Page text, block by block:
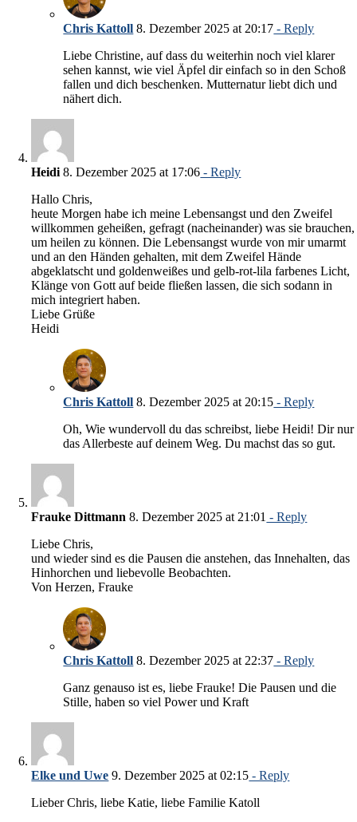
Chris Kattoll 8. Dezember 2025 at 20:17 - Reply
Liebe Christine, auf dass du weiterhin noch viel klarer
sehen kannst, wie viel Äpfel dir einfach so in den Schoß
fallen und dich beschenken. Mutternatur liebt dich und
nähert dich.
Heidi 8. Dezember 2025 at 17:06 - Reply
Hallo Chris,
heute Morgen habe ich meine Lebensangst und den Zweifel
willkommen geheißen, gefragt (nacheinander) was sie brauchen,
um heilen zu können. Die Lebensangst wurde von mir umarmt
und an den Händen gehalten, mit dem Zweifel Hände
abgeklatscht und goldenweißes und gelb-rot-lila farbenes Licht,
Klänge von Gott auf beide fließen lassen, die sich sodann in
mich integriert haben.
Liebe Grüße
Heidi
Chris Kattoll 8. Dezember 2025 at 20:15 - Reply
Oh, Wie wundervoll du das schreibst, liebe Heidi! Dir nur
das Allerbeste auf deinem Weg. Du machst das so gut.
Frauke Dittmann 8. Dezember 2025 at 21:01 - Reply
Liebe Chris,
und wieder sind es die Pausen die anstehen, das Innehalten, das
Hinhorchen und liebevolle Beobachten.
Von Herzen, Frauke
Chris Kattoll 8. Dezember 2025 at 22:37 - Reply
Ganz genauso ist es, liebe Frauke! Die Pausen und die
Stille, haben so viel Power und Kraft
Elke und Uwe 9. Dezember 2025 at 02:15 - Reply
Lieber Chris, liebe Katie, liebe Familie Katoll